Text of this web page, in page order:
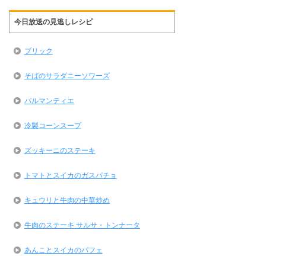
今日放送の見逃しレシピ
ブリック
そばのサラダニーソワーズ
パルマンティエ
冷製コーンスープ
ズッキーニのステーキ
トマトとスイカのガスパチョ
キュウリと牛肉の中華炒め
牛肉のステーキ サルサ・トンナータ
あんことスイカのパフェ